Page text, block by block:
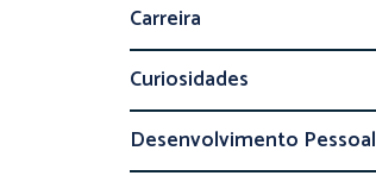
Carreira
Curiosidades
Desenvolvimento Pessoal